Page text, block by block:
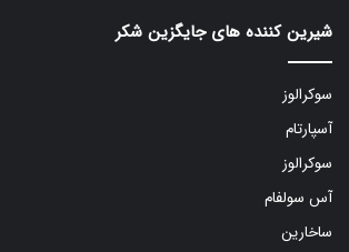
شیرین کننده های جایگزین شکر
سوکرالوز
آسپارتام
سوکرالوز
آس سولفام
ساخارین